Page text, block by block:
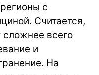
с
Считается,
сложнее всего
и
На